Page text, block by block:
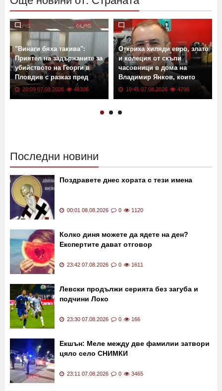
"Винаги бяха такива":
Приятел на задържаните за
убийството на Георги в
Пловдив с разказ пред
GlasNews
20:09 07.08.2026 46306
Откриха хиляди евро, злато
и колеция от скъпи
часовници в дома на
Владимир Янков, които
убийците му не са пипнали
19:45 07.08.2026 4796
Последни новини
Поздравете днес хората с тези имена
00:01 08.08.2026 0 1120
Колко диня можете да ядете на ден?
Експертите дават отговор
23:42 07.08.2026 0 1611
Левски продължи серията без загуба и
подчини Локо
23:30 07.08.2026 0 166
Екшън: Меле между две фамилии затвори
цяло село СНИМКИ
23:11 07.08.2026 0 3465